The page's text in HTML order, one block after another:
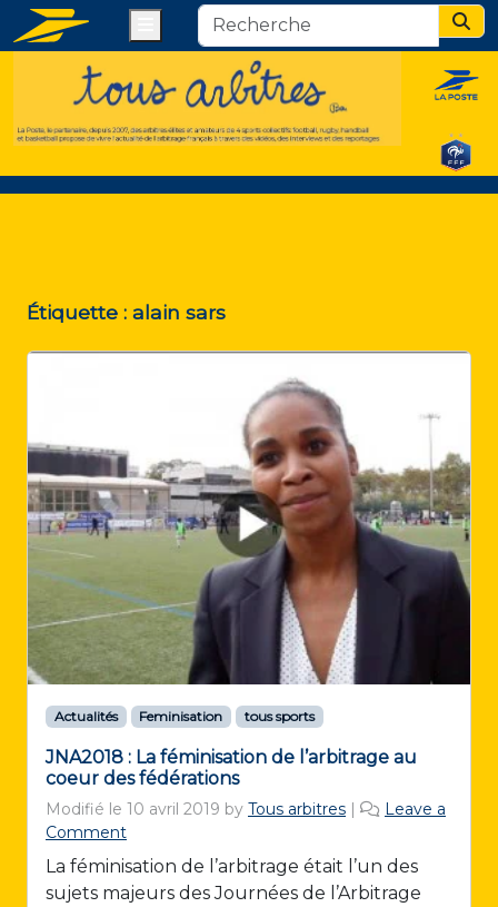
Étiquette : alain sars
Actualités Feminisation tous sports
JNA2018 : La féminisation de l’arbitrage au
coeur des fédérations
Modifié le 10 avril 2019 by Tous arbitres |
Leave a
Comment
La féminisation de l’arbitrage était l’un des
sujets majeurs des Journées de l’Arbitrage